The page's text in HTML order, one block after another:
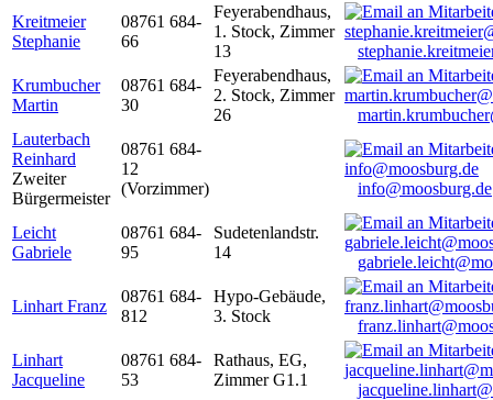
Kreitmeier
Stephanie
08761 684-
66
Feyerabendhaus,
1. Stock, Zimmer
13
Krumbucher
Martin
08761 684-
30
Feyerabendhaus,
2. Stock, Zimmer
26
Lauterbach
Reinhard
Zweiter
Bürgermeister
08761 684-
12
(Vorzimmer)
info@moosburg.de
Leicht
Gabriele
08761 684-
95
Sudetenlandstr.
14
Linhart Franz
08761 684-
812
Hypo-Gebäude,
3. Stock
Linhart
Jacqueline
08761 684-
53
Rathaus, EG,
Zimmer G1.1